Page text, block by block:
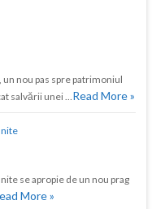
nou pas spre patrimoniul
salvării unei … Read More »
se apropie de un nou prag
More »